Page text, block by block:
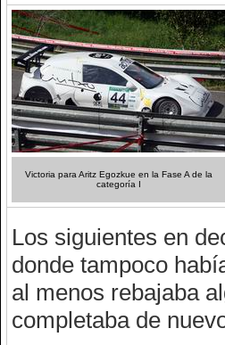
Victoria para Aritz Egozkue en la Fase A de la
categoría I
Los siguientes en
donde tampoco
al menos rebajaba
completaba de